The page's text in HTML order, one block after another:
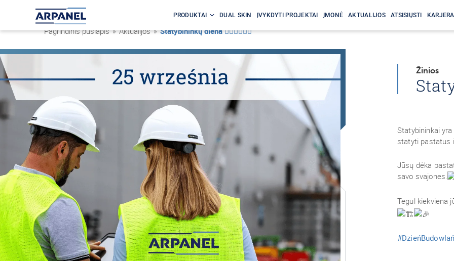
PRODUKTAI DUAL SKIN ĮVYKDYTI PROJEKTAI ĮMONĖ AKTUALIJOS ATSISIŲSTI KARJERA
Pagrindinis puslapis » Aktualijos »Statybininkų diena 👷🏻‍♂️👷🏻‍♀️
Žinios
Statybininkai
statyti pastatus
Jūsų dėka
savo svajones.
Tegul kiekviena